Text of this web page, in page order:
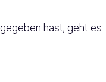
hast, geht es